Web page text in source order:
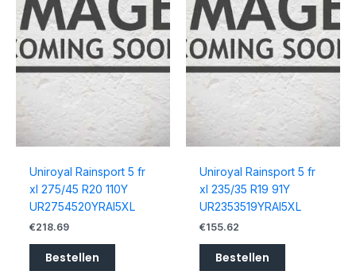
Uniroyal Rainsport 5 fr
xl 275/45 R20 110Y
UR2754520YRAI5XL
€218.69
Bestellen
Uniroyal Rainsport 5 fr
xl 235/35 R19 91Y
UR2353519YRAI5XL
€155.62
Bestellen